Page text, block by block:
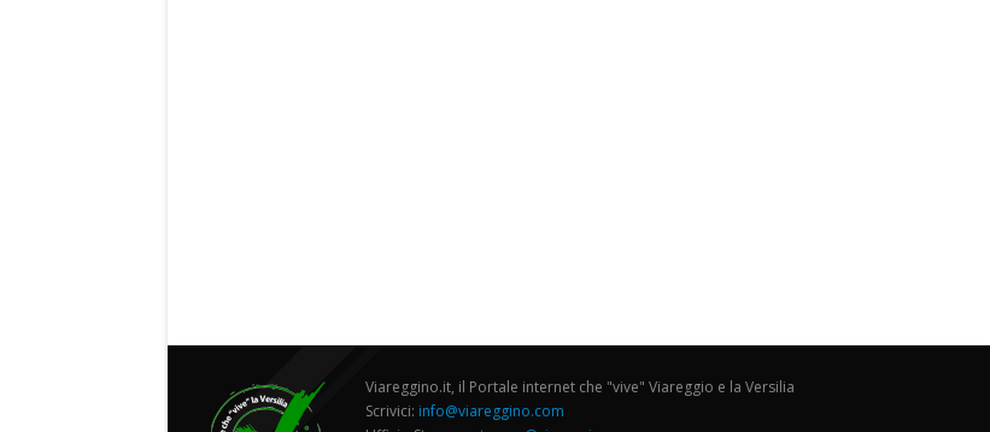
Viareggino.it, il Portale internet che "vive" Viareggio e la Versilia
Scrivici: info@viareggino.com